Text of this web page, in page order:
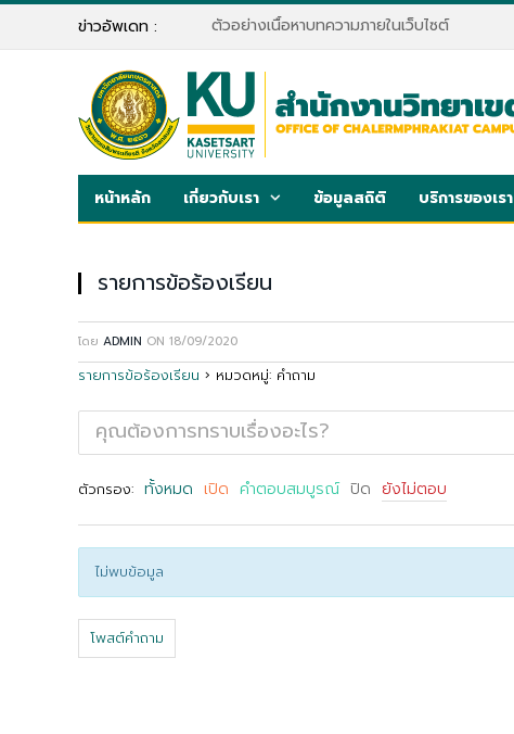
ข่าวอัพเดท : ตัวอย่างเนื้อหาบทความภายในเว็บไซต์
หน้าหลัก เกี่ยวกับเรา ข้อมูลสถิติ บริการของเรา
รายการข้อร้องเรียน
โดย ADMIN ON 18/09/2020
รายการข้อร้องเรียน › หมวดหมู่: คำถาม
ตัวกรอง: ทั้งหมด เปิด คำตอบสมบูรณ์ ปิด ยังไม่ตอบ
ไม่พบข้อมูล
โพสต์คำถาม